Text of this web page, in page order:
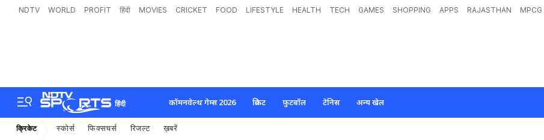
NDTV WORLD PROFIT हिंदी MOVIES CRICKET FOOD LIFESTYLE HEALTH TECH GAMES SHOPPING APPS RAJASTHAN MPCG
हिंदी कॉमनवेल्थ गेम्स 2026 क्रिकेट फ़ुटबॉल टेनिस अन्य खेल
क्रिकेट स्कोर्स फिक्सचर्स रिजल्ट ख़बरें